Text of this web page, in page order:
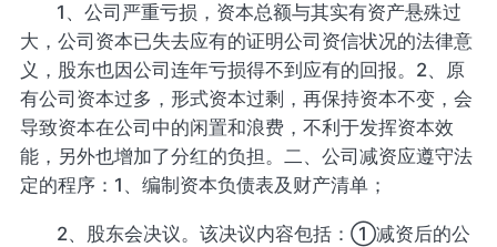
1、公司严重亏损，资本总额与其实有资产悬殊过
大，公司资本已失去应有的证明公司资信状况的法律意
义，股东也因公司连年亏损得不到应有的回报。2、原
有公司资本过多，形式资本过剩，再保持资本不变，会
导致资本在公司中的闲置和浪费，不利于发挥资本效
能，另外也增加了分红的负担。二、公司减资应遵守法
定的程序：1、编制资本负债表及财产清单；
2、股东会决议。该决议内容包括：①减资后的公